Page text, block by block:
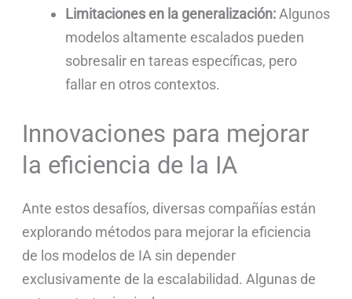
Limitaciones en la generalización:Algunos
modelos altamente escalados pueden
sobresalir en tareas específicas, pero
fallar en otros contextos.
Innovaciones para mejorar
la eficiencia de la IA
Ante estos desafíos, diversas compañías están
explorando métodos para mejorar la eficiencia
de los modelos de IA sin depender
exclusivamente de la escalabilidad. Algunas de